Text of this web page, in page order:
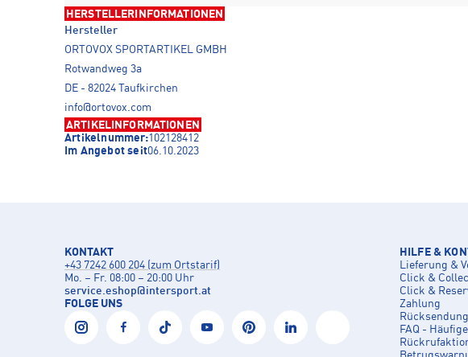
HERSTELLERINFORMATIONEN
Hersteller
ORTOVOX SPORTARTIKEL GMBH
Rotwandweg 3a
DE - 82024 Taufkirchen
info@ortovox.com
ARTIKELINFORMATIONEN
Artikelnummer:102128412
Im Angebot seit06.10.2023
KONTAKT
+43 7242 600 204 (zum Ortstarif)
Mo. – Fr. 08:00 – 20:00 Uhr
service.eshop@intersport.at
FOLGE UNS
HILFE &
Lieferung &
Click &
Click &
Zahlung
Rücksendung
FAQ -